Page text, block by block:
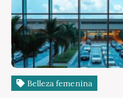
Belleza femenina